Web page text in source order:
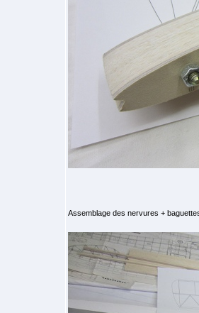
Assemblage des nervures +